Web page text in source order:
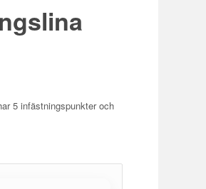
5 infästningspunkter och